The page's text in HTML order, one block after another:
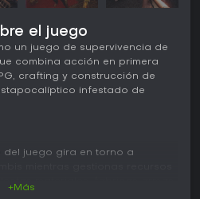
el juego
un juego de supervivencia de
combina acción en primera
crafting y construcción de
infestado de
del juego gira en torno a
+Más